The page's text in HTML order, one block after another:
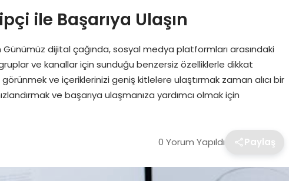
ile Başarıya Ulaşın
Günümüz dijital çağında, sosyal medya platformları arasındaki
ve kanallar için sunduğu benzersiz özelliklerle dikkat
ve içeriklerinizi geniş kitlelere ulaştırmak zaman alıcı bir
ve başarıya ulaşmanıza yardımcı olmak için
0 Yorum Yapıldı Paylaş